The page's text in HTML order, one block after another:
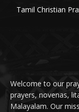
Tamil Christian
Welcome to our
prayers, novenas,
Malayalam. Our